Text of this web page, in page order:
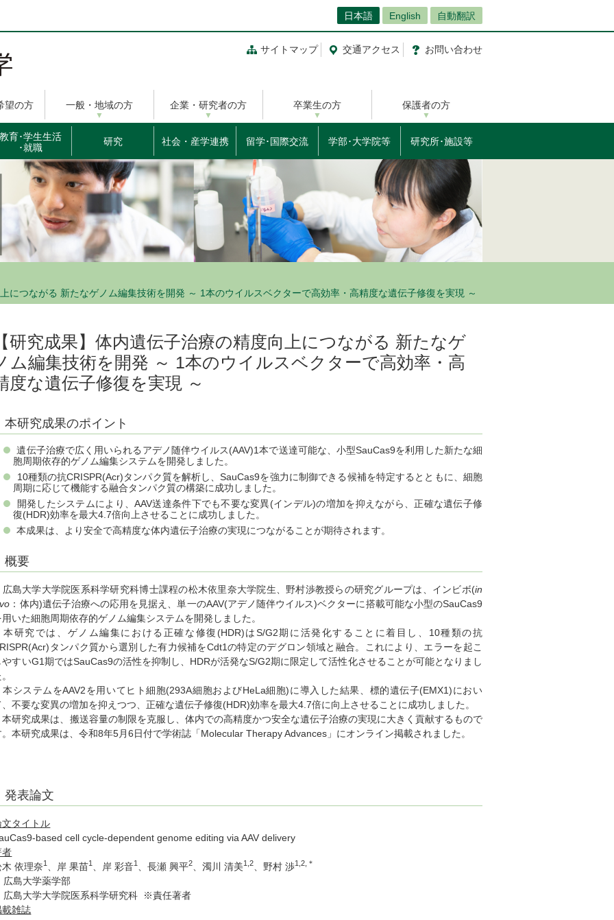
日本語 English 自動翻訳
サイトマップ 交通アクセス お問い合わせ
望の方 一般・地域の方 企業・研究者の方 卒業生の方 保護者の方
教育･学生生活
･就職
研究 社会・産学連携 留学･国際交流 学部･大学院等 研究所･施設等
につながる 新たなゲノム編集技術を開発 ～ 1本のウイルスベクターで高効率・高精度な遺伝子修復を実現 ～
研究成果】体内遺伝子治療の精度向上につながる 新たなゲ
ム編集技術を開発 ～ 1本のウイルスベクターで高効率・高
度な遺伝子修復を実現 ～
本研究成果のポイント
遺伝子治療で広く用いられるアデノ随伴ウイルス(AAV)1本で送達可能な、小型SauCas9を利用した新たな細
胞周期依存的ゲノム編集システムを開発しました。
10種類の抗CRISPR(Acr)タンパク質を解析し、SauCas9を強力に制御できる候補を特定するとともに、細胞
周期に応じて機能する融合タンパク質の構築に成功しました。
開発したシステムにより、AAV送達条件下でも不要な変異(インデル)の増加を抑えながら、正確な遺伝子修
復(HDR)効率を最大4.7倍向上させることに成功しました。
本成果は、より安全で高精度な体内遺伝子治療の実現につながることが期待されます。
概要
島大学大学院医系科学研究科博士課程の松木依里奈大学院生、野村渉教授らの研究グループは、インビボ(in
：体内)遺伝子治療への応用を見据え、単一のAAV(アデノ随伴ウイルス)ベクターに搭載可能な小型のSauCas9
用いた細胞周期依存的ゲノム編集システムを開発しました。
研究では、ゲノム編集における正確な修復(HDR)はS/G2期に活発化することに着目し、10種類の抗
タンパク質から選別した有力候補をCdt1の特定のデグロン領域と融合。これにより、エラーを起こ
やすいG1期ではSauCas9の活性を抑制し、HDRが活発なS/G2期に限定して活性化させることが可能となりまし
システムをAAV2を用いてヒト細胞(293A細胞およびHeLa細胞)に導入した結果、標的遺伝子(EMX1)におい
、不要な変異の増加を抑えつつ、正確な遺伝子修復(HDR)効率を最大4.7倍に向上させることに成功しました。
研究成果は、搬送容量の制限を克服し、体内での高精度かつ安全な遺伝子治療の実現に大きく貢献するもので
。本研究成果は、令和8年5月6日付で学術誌「Molecular Therapy Advances」にオンライン掲載されました。
発表論文
文タイトル
based cell cycle-dependent genome editing via AAV delivery
者
木 依理奈1 、岸 果苗1 、岸 彩音1 、長瀬 興平2 、濁川 清美1,2 、野村 渉1,2,＊
広島大学薬学部
広島大学大学院医系科学研究科 ※責任著者
載雑誌